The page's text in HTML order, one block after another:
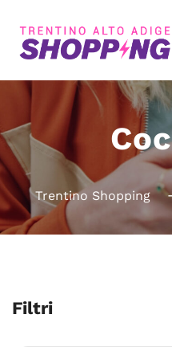
Trentino Shopping
Filtri